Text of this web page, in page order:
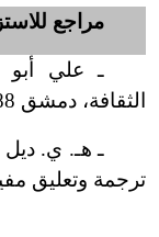
مراجع
ـ علي
الثقافة، دمشق 1988).
ـ هـ. ي. ديل
ترجمة وتعليق مفيد